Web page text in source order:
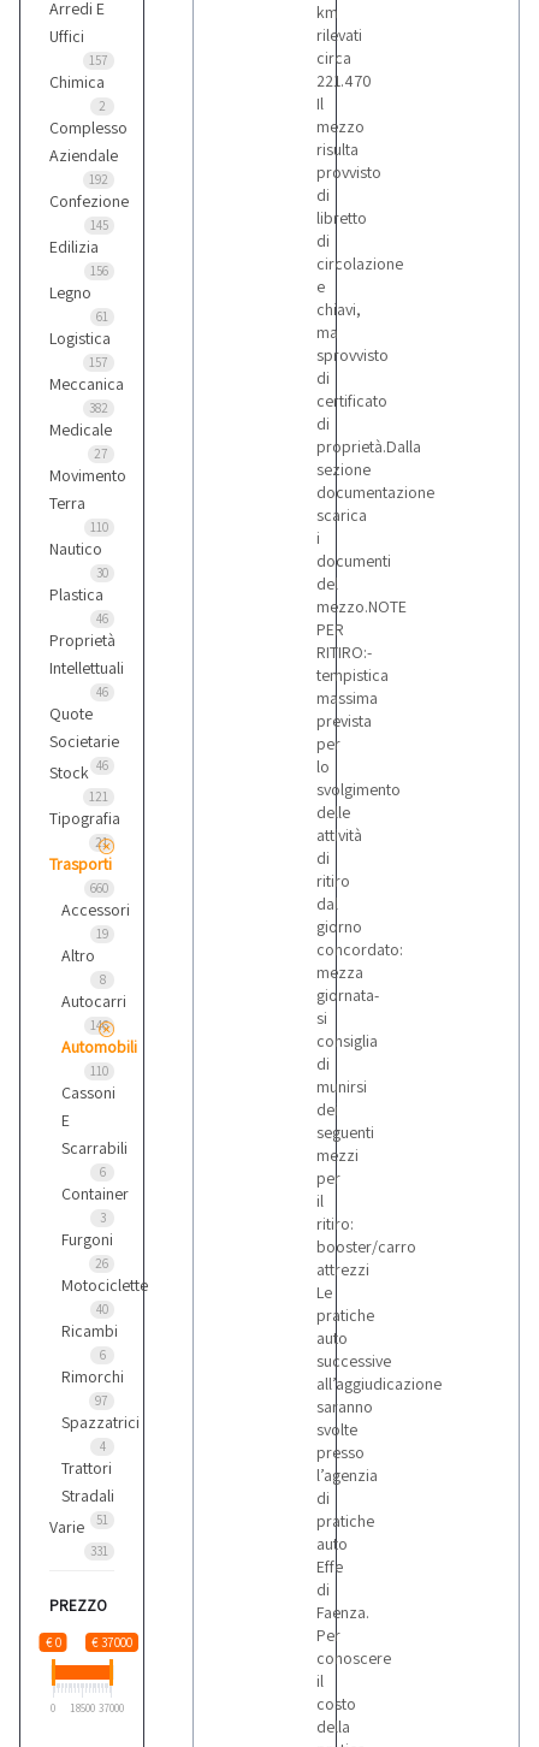
Arredi E
Uffici
157
Chimica
2
Complesso
Aziendale
192
Confezione
145
Edilizia
156
Legno
61
Logistica
157
Meccanica
382
Medicale
27
Movimento
Terra
110
Nautico
30
Plastica
46
Proprietà
Intellettuali
46
Quote
Societarie
46
Stock
121
Tipografia
21
Trasporti
660
Accessori
19
Altro
8
Autocarri
146
Automobili
110
Cassoni
E
Scarrabili
6
Container
3
Furgoni
26
Motociclette
40
Ricambi
6
Rimorchi
97
Spazzatrici
4
Trattori
Stradali
51
Varie
331
PREZZO
€ 0 € 37000
0 18500 37000
km
rilevati
circa
221.470
Il
mezzo
risulta
provvisto
di
libretto
di
circolazione
e
chiavi,
ma
sprovvisto
di
certificato
di
proprietà.Dalla
sezione
documentazione
scarica
i
documenti
del
mezzo.NOTE
PER
RITIRO:-
tempistica
massima
prevista
per
lo
svolgimento
delle
attività
di
ritiro
dal
giorno
concordato:
mezza
giornata-
si
consiglia
di
munirsi
dei
seguenti
mezzi
per
il
ritiro:
booster/carro
attrezzi
Le
pratiche
auto
successive
all’aggiudicazione
saranno
svolte
presso
l’agenzia
di
pratiche
auto
Effe
di
Faenza.
Per
conoscere
il
costo
della